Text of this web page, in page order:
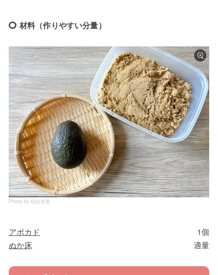
材料（作りやすい分量）
Photo by 稲吉永恵
アボカド
1個
ぬか床
適量